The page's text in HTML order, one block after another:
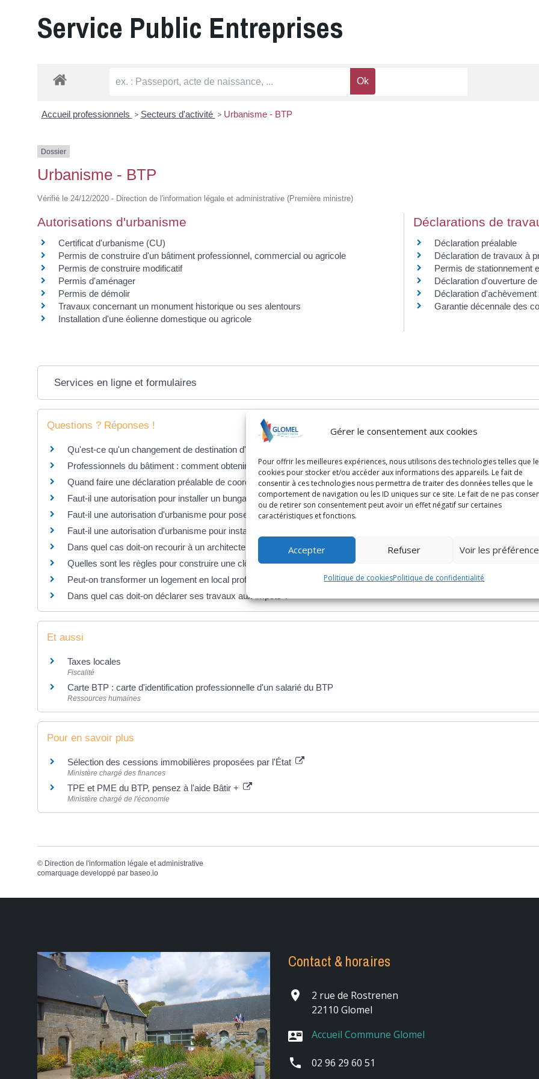
Gérer le consentement aux cookies
Pour offrir les meilleures expériences, nous utilisons des technologies telles que
cookies pour stocker et/ou accéder aux informations des appareils. Le fait de
consentir à ces technologies nous permettra de traiter des données telles que le
comportement de navigation ou les ID uniques sur ce site. Le fait de ne pas
ou de retirer son consentement peut avoir un effet négatif sur certaines
caractéristiques et fonctions.
Accepter Refuser Voir les
Politique de cookiesPolitique de confidentialité
Service Public Entreprises
Accueil professionnels > Secteurs d'activité > Urbanisme - BTP
Dossier
Urbanisme - BTP
Vérifié le 24/12/2020 - Direction de l'information légale et administrative (Première ministre)
Autorisations d'urbanisme
Certificat d'urbanisme (CU)
Permis de construire d'un bâtiment professionnel, commercial ou agricole
Permis de construire modificatif
Permis d'aménager
Permis de démolir
Travaux concernant un monument historique ou ses alentours
Installation d'une éolienne domestique ou agricole
Déclarations de
Déclaration préalable
Déclaration de travaux à
Permis de stationnement
Déclaration d'ouverture
Déclaration d'achèvement
Garantie décennale des
Services en ligne et formulaires
Questions ? Réponses !
Qu'est-ce qu'un changement de destination d'un bâtiment ?
Professionnels du bâtiment : comment obtenir le label RGE ?
Quand faire une déclaration préalable de coordination SPS ?
Faut-il une autorisation pour installer un bungalow de chantier ?
Faut-il une autorisation d'urbanisme pour poser des panneaux solaires au sol ?
Faut-il une autorisation d'urbanisme pour installer un abri de jardin ?
Dans quel cas doit-on recourir à un architecte ?
Quelles sont les règles pour construire une clôture ?
Peut-on transformer un logement en local professionnel ?
Dans quel cas doit-on déclarer ses travaux aux impôts ?
Et aussi
Taxes locales
Fiscalité
Carte BTP : carte d'identification professionnelle d'un salarié du BTP
Ressources humaines
Pour en savoir plus
Sélection des cessions immobilières proposées par l'État
Ministère chargé des finances
TPE et PME du BTP, pensez à l'aide Bâtir +
Ministère chargé de l'économie
© Direction de l'information légale et administrative
comarquage developpé par baseo.io
Contact & horaires
place
2 rue de Rostrenen
22110 Glomel
contact_mail Accueil Commune Glomel
phone 02 96 29 60 51